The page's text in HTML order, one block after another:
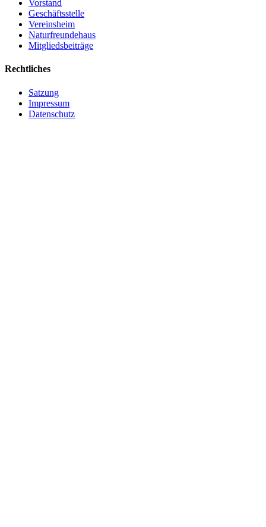
Vorstand
Geschäftsstelle
Vereinsheim
Naturfreundehaus
Mitgliedsbeiträge
Rechtliches
Satzung
Impressum
Datenschutz